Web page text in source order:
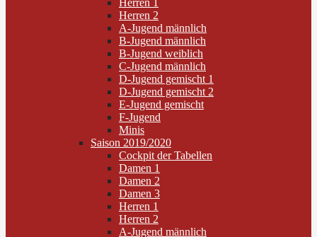
Herren 1
Herren 2
A-Jugend männlich
B-Jugend männlich
B-Jugend weiblich
C-Jugend männlich
D-Jugend gemischt 1
D-Jugend gemischt 2
E-Jugend gemischt
F-Jugend
Minis
Saison 2019/2020
Cockpit der Tabellen
Damen 1
Damen 2
Damen 3
Herren 1
Herren 2
A-Jugend männlich